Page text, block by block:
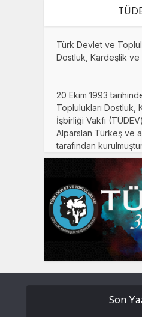
Türk Devlet ve
Dostluk, Kardeşlik ve
20 Ekim 1993
Toplulukları Dostluk,
İşbirliği Vakfı
Alparslan Türkeş ve
tarafından
Son